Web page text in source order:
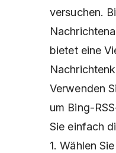
versuchen.
bietet eine
Verwenden
um Bing-
Sie einfach
1. Wählen